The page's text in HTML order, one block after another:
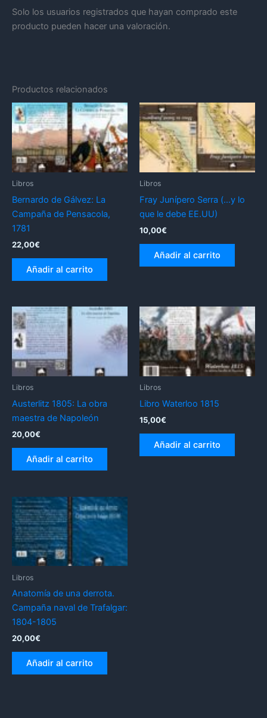
Solo los usuarios registrados que hayan comprado este
producto pueden hacer una valoración.
Productos relacionados
Libros
Bernardo de Gálvez: La
Campaña de Pensacola,
1781
22,00€
Añadir al carrito
Libros
Fray Junípero Serra (…y lo
que le debe EE.UU)
10,00€
Añadir al carrito
Libros
Austerlitz 1805: La obra
maestra de Napoleón
20,00€
Añadir al carrito
Libros
Libro Waterloo 1815
15,00€
Añadir al carrito
Libros
Anatomía de una derrota.
Campaña naval de Trafalgar:
1804-1805
20,00€
Añadir al carrito